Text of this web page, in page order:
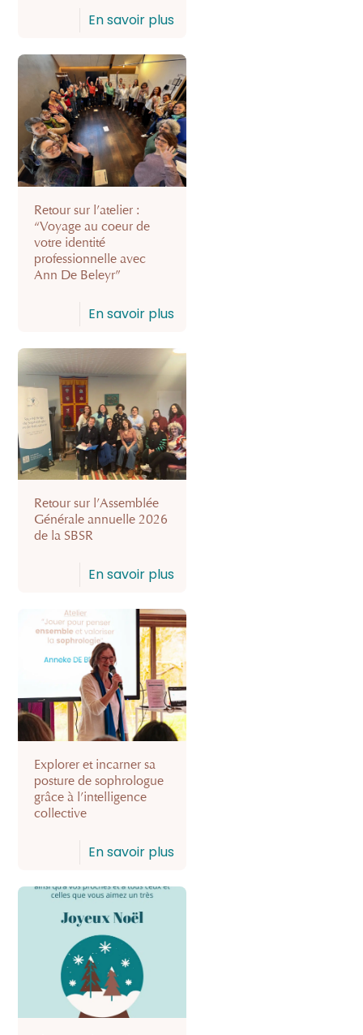
En savoir plus
Retour sur l’atelier :
“Voyage au coeur de
votre identité
professionnelle avec
Ann De Beleyr”
En savoir plus
Retour sur l’Assemblée
Générale annuelle 2026
de la SBSR
En savoir plus
Explorer et incarner sa
posture de sophrologue
grâce à l’intelligence
collective
En savoir plus